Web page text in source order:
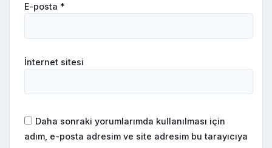
E-posta *
İnternet sitesi
Daha sonraki yorumlarımda kullanılması için
adım, e-posta adresim ve site adresim bu tarayıcıya